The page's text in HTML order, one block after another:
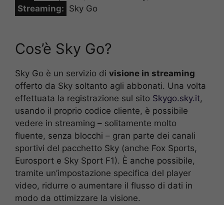
Streaming: Sky Go
Cos’è Sky Go?
Sky Go è un servizio di visione in streaming
offerto da Sky soltanto agli abbonati. Una volta
effettuata la registrazione sul sito Skygo.sky.it,
usando il proprio codice cliente, è possibile
vedere in streaming – solitamente molto
fluente, senza blocchi – gran parte dei canali
sportivi del pacchetto Sky (anche Fox Sports,
Eurosport e Sky Sport F1). È anche possibile,
tramite un’impostazione specifica del player
video, ridurre o aumentare il flusso di dati in
modo da ottimizzare la visione.